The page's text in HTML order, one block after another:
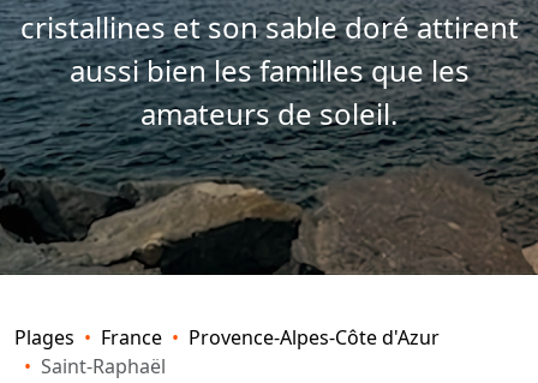
cristallines et son sable doré attirent
aussi bien les familles que les
amateurs de soleil.
Plages France
Provence-Alpes-Côte d'Azur
Saint-Raphaël